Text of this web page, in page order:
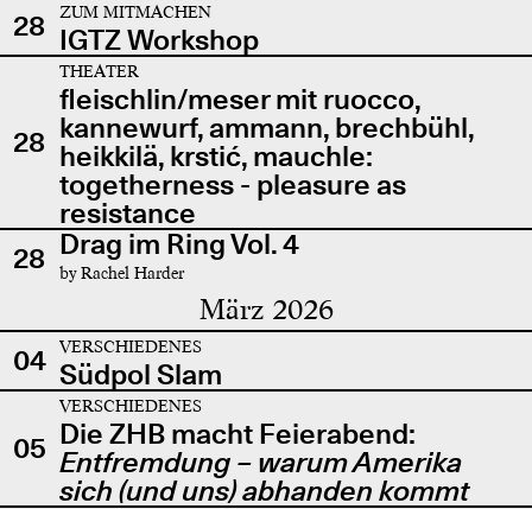
28
ZUM MITMACHEN
IGTZ Workshop
28
THEATER
fleischlin/meser mit ruocco,
kannewurf, ammann, brechbühl,
heikkilä, krstić, mauchle:
togetherness - pleasure as
resistance
28 Drag im Ring Vol. 4
by Rachel Harder
März 2026
04 VERSCHIEDENES
Südpol Slam
05
VERSCHIEDENES
Die ZHB macht Feierabend:
Entfremdung – warum Amerika
sich (und uns) abhanden kommt